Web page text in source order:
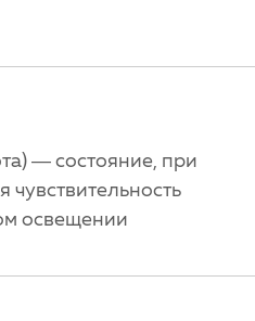
— состояние, при
чувствительность
освещении